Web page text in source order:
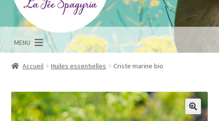
MENU
Accueil Huiles essentielles Criste marine bio